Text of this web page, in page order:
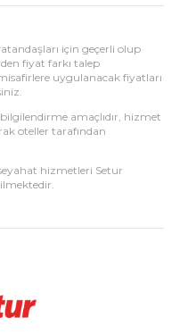
için geçerli olup
fiyat farkı talep
uygulanacak fiyatları
amaçlıdır, hizmet
oteller tarafından
hizmetleri Setur